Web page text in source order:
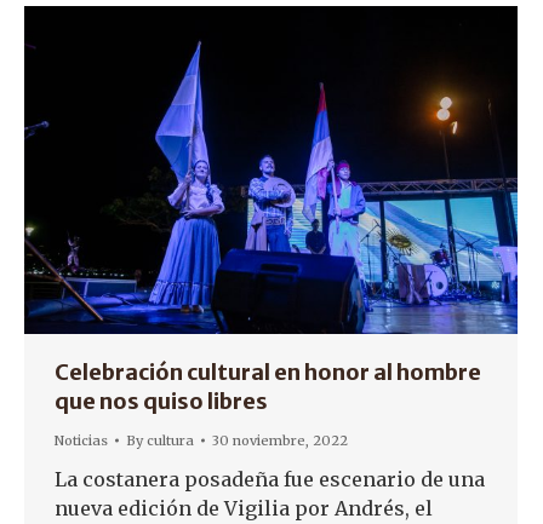
Celebración cultural en honor al hombre
que nos quiso libres
Noticias Bycultura 30 noviembre, 2022
La costanera posadeña fue escenario de una
nueva edición de Vigilia por Andrés, el